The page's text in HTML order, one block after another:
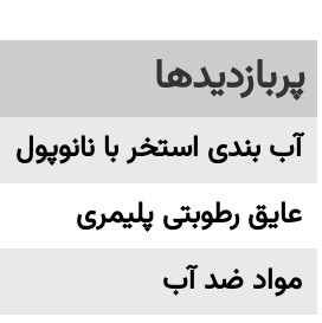
پربازدیدها
آب بندی استخر با نانوپول
عایق رطوبتی پلیمری
مواد ضد آب